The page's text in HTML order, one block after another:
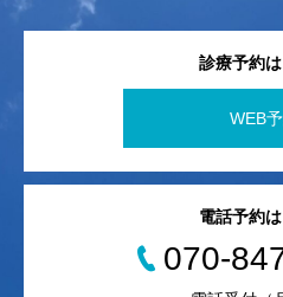
診療予約
WEB
電話予約
070-